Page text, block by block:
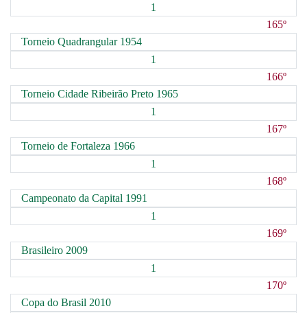
1
165º
Torneio Quadrangular 1954
1
166º
Torneio Cidade Ribeirão Preto 1965
1
167º
Torneio de Fortaleza 1966
1
168º
Campeonato da Capital 1991
1
169º
Brasileiro 2009
1
170º
Copa do Brasil 2010